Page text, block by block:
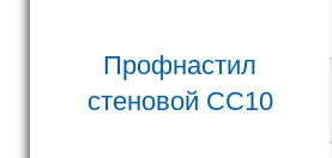
Профнастил
стеновой СС10